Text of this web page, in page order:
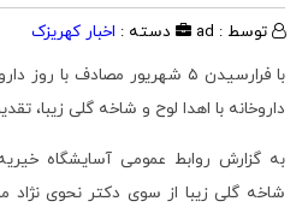
توسط : ad دسته : اخبار کهریزک
با فرارسیدن ۵ شهریور مصادف با
داروخانه با اهدا لوح و شاخه گلی زیبا،
به گزارش روابط عمومی آسایشگاه
شاخه گلی زیبا از سوی دکتر نحوی نژاد